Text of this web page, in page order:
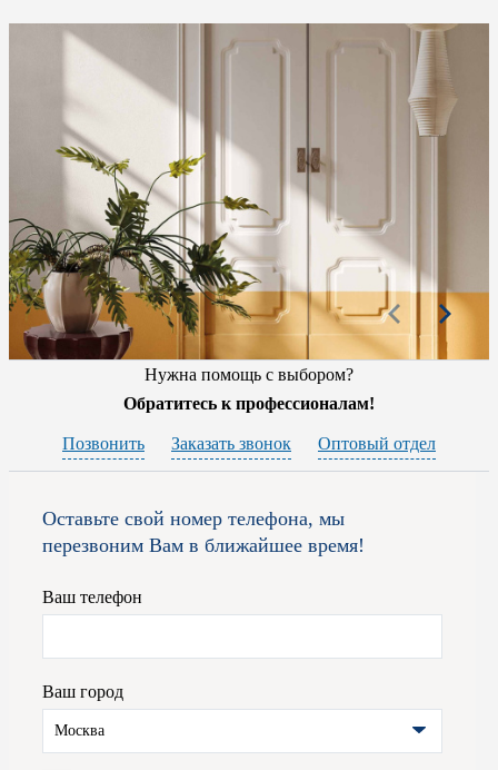
Нужна помощь с выбором?
Обратитесь к профессионалам!
Позвонить Заказать звонок Оптовый отдел
Оставьте свой номер телефона, мы
перезвоним Вам в ближайшее время!
Ваш телефон
Ваш город
Москва